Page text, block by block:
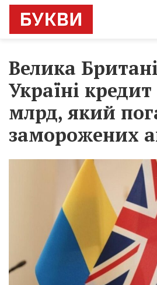
Велика
Україні
млрд, який
заморожених